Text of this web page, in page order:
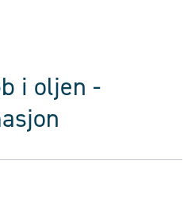
i oljen -